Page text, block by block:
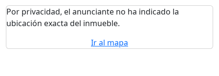
Por privacidad, el anunciante no ha indicado la
ubicación exacta del inmueble.
Ir al mapa